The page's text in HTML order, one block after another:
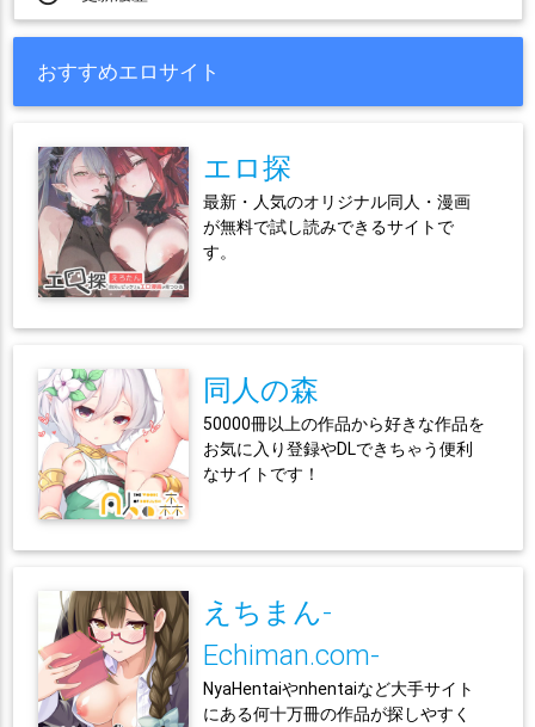
おすすめエロサイト
エロ探
最新・人気のオリジナル同人・漫画
が無料で試し読みできるサイトで
す。
同人の森
50000冊以上の作品から好きな作品を
お気に入り登録やDLできちゃう便利
なサイトです！
えちまん-
Echiman.com-
NyaHentaiやnhentaiなど大手サイト
にある何十万冊の作品が探しやすく